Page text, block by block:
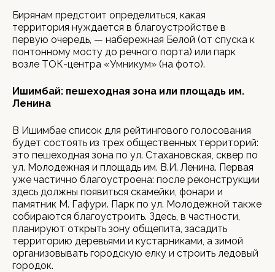
Бирянам предстоит определиться, какая
территория нуждается в благоустройстве в
первую очередь, — набережная Белой (от спуска к
понтонному мосту до речного порта) или парк
возле ТОК-центра «Умникум» (на фото).
Ишимбай: пешеходная зона или площадь им.
Ленина
В Ишимбае список для рейтингового голосования
будет состоять из трех общественных территорий:
это пешеходная зона по ул. Стахановская, сквер по
ул. Молодежная и площадь им. В.И. Ленина. Первая
уже частично благоустроена: после реконструкции
здесь должны появиться скамейки, фонари и
памятник М. Гафури. Парк по ул. Молодежной также
собираются благоустроить. Здесь, в частности,
планируют открыть зону общепита, засадить
территорию деревьями и кустарниками, а зимой
организовывать городскую елку и строить ледовый
городок.